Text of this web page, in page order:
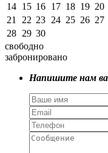
14 15 16 17 18 19 20
21
22 23 24 25 26 27
28 29 30
свободно
забронировано
Напишите нам